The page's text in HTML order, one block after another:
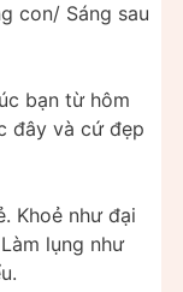
con/ Sáng sau
bạn từ hôm
đây và cứ đẹp
Khoẻ như đại
lụng như